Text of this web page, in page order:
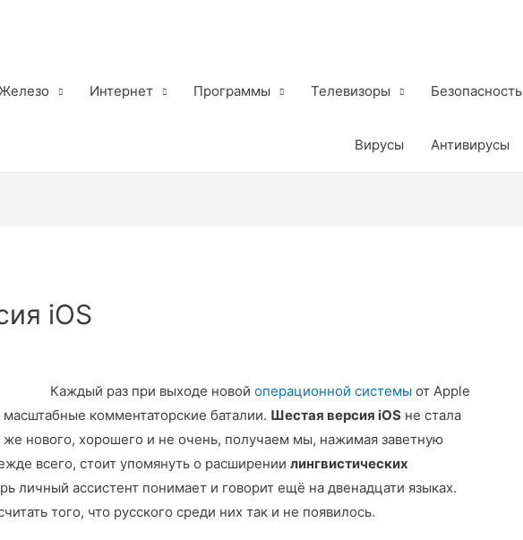
Интернет Программы Телевизоры Безопасность
Вирусы Антивирусы
iOS
Каждый раз при выходе новой операционной системы от Apple
масштабные комментаторские баталии. Шестая версия iOS не стала
нового, хорошего и не очень, получаем мы, нажимая заветную
всего, стоит упомянуть о расширениилингвистических
личный ассистент понимает и говорит ещё на двенадцати языках.
того, что русского среди них так и не появилось.